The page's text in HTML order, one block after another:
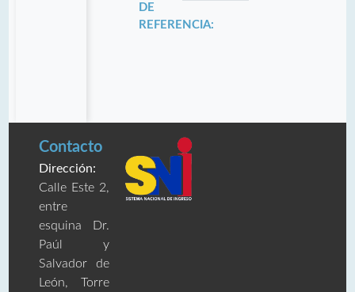
DE
REFERENCIA:
Contacto
Dirección:
Calle Este 2,
entre
esquina Dr.
Paúl y
Salvador de
León, Torre